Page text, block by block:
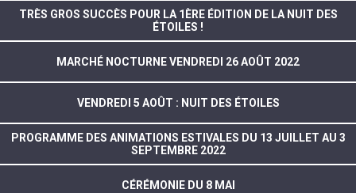
TRÈS GROS SUCCÈS POUR LA 1ÈRE ÉDITION DE LA NUIT DES
ÉTOILES !
MARCHÉ NOCTURNE VENDREDI 26 AOÛT 2022
VENDREDI 5 AOÛT : NUIT DES ÉTOILES
PROGRAMME DES ANIMATIONS ESTIVALES DU 13 JUILLET AU 3
SEPTEMBRE 2022
CÉRÉMONIE DU 8 MAI